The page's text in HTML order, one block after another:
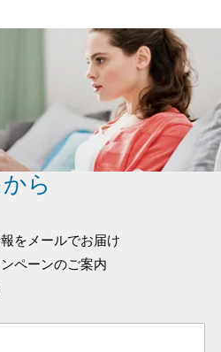
ら
をメールでお届け
ペーンのご案内